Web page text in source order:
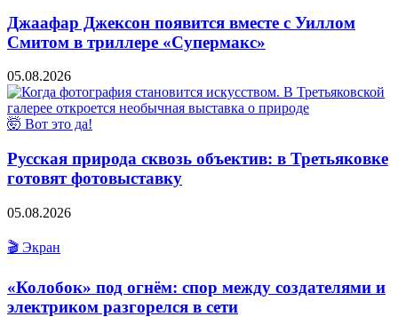
Джаафар Джексон появится вместе с Уиллом
Смитом в триллере «Супермакс»
05.08.2026
🤯 Вот это да!
Русская природа сквозь объектив: в Третьяковке
готовят фотовыставку
05.08.2026
🎬 Экран
«Колобок» под огнём: спор между создателями и
электриком разгорелся в сети